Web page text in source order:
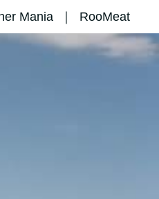
Mania RooMeat